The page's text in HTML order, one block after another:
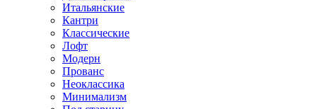
Итальянские
Кантри
Классические
Лофт
Модерн
Прованс
Неоклассика
Минимализм